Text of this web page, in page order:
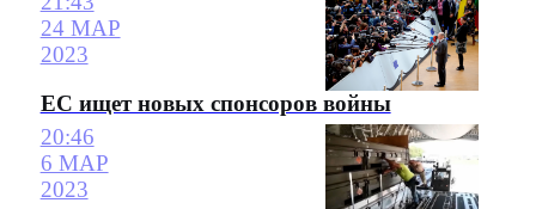
24 МАР
2023
ЕС ищет новых спонсоров войны
20:46
6 МАР
2023